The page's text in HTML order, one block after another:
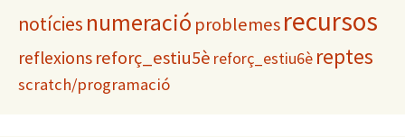
notícies numeració problemesrecursos
reflexions reforç_estiu5è reforç_estiu6è reptes
scratch/programació